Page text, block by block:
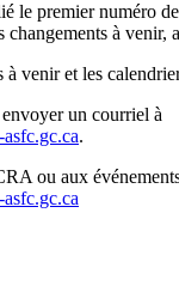
le premier numéro de
à
venir et les
un courriel à
.
ou aux